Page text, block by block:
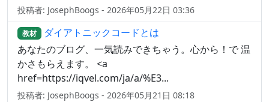
投稿者: JosephBoogs - 2026年05月22日 03:36
教材
ダイアトニックコードとは
あなたのブログ、一気読みできちゃう。心から！で 温
かさもらえます。 <a
href=https://iqvel.com/ja/a/%E3...
投稿者: JosephBoogs - 2026年05月21日 08:18